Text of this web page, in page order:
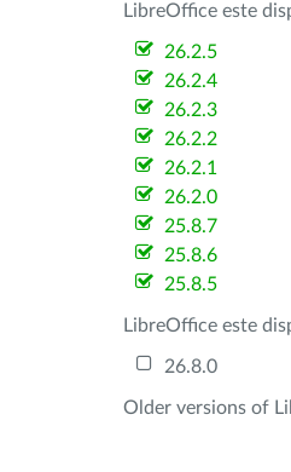
LibreOffice este
26.2.5
26.2.4
26.2.3
26.2.2
26.2.1
26.2.0
25.8.7
25.8.6
25.8.5
LibreOffice este
26.8.0
Older versions of